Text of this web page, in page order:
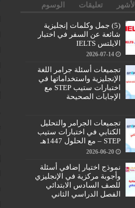
الأشهر تعليقات الوسوم
(5) جمل وكلمات إنجليزية
شائعة عن السفر في اختبار
الايلتس IELTS
2026-07-14
تجميعات أسئلة جرامر اللغة
الإنجليزية واستخداماتها في
اختبارات ستيب STEP مع
الإجابات الصحيحة
تجميعات الجرامر والتحليل
الكتابي في اختبارات ستيب
STEP – مع الحلول 1447هـ
2026-06-20
نموذج اختبار إضافي أسئلة
وأجوبة مركزية في الإنجليزي
للصف السادس الابتدائي
الفصل الدراسي الثاني